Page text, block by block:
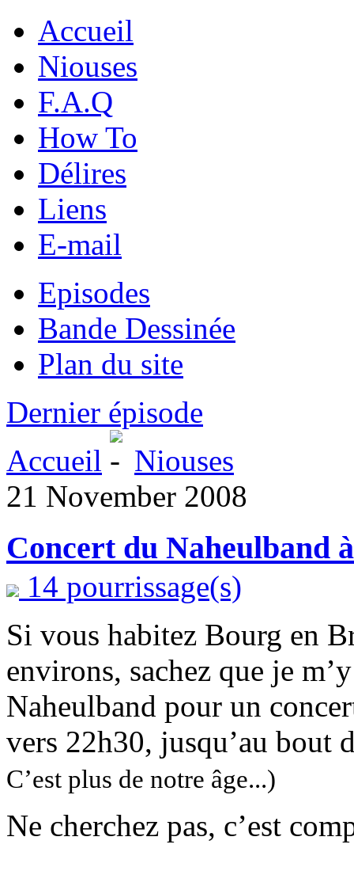
Accueil
Niouses
F.A.Q
How To
Délires
Liens
E-mail
Episodes
Bande Dessinée
Plan du site
Dernier épisode
Accueil
Niouses
21 November 2008
Concert du Naheulband
14 pourrissage(s)
Si vous habitez Bourg en
environs, sachez que je
Naheulband pour un
vers 22h30, jusqu’au bout
C’est plus de notre âge...)
Ne cherchez pas, c’est